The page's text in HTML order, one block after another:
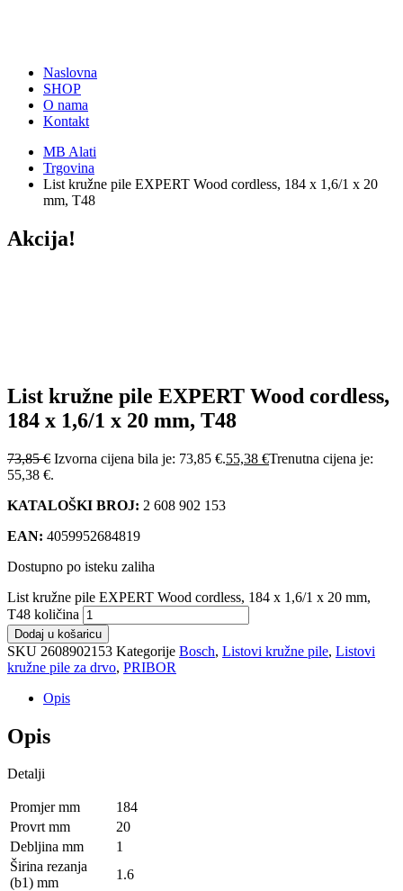
Naslovna
SHOP
O nama
Kontakt
MB Alati
Trgovina
List kružne pile EXPERT Wood cordless, 184 x 1,6/1 x 20
mm, T48
Akcija!
List kružne pile EXPERT Wood cordless,
184 x 1,6/1 x 20 mm, T48
73,85€ Izvorna cijena bila je: 73,85 €.55,38 €Trenutna cijena je:
55,38 €.
KATALOŠKI BROJ: 2 608 902 153
EAN: 4059952684819
Dostupno po isteku zaliha
List kružne pile EXPERT Wood cordless, 184 x 1,6/1 x 20 mm,
T48 količina
Dodaj u košaricu
SKU 2608902153 Kategorije Bosch, Listovi kružne pile, Listovi
kružne pile za drvo, PRIBOR
Opis
Opis
Detalji
Promjer mm
184
Provrt mm
20
Debljina mm
1
Širina rezanja
(b1) mm
1.6